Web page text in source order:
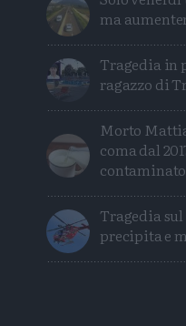
ma
Tragedia in
ragazzo di
Morto
coma dal
contaminato
Tragedia
precipita e